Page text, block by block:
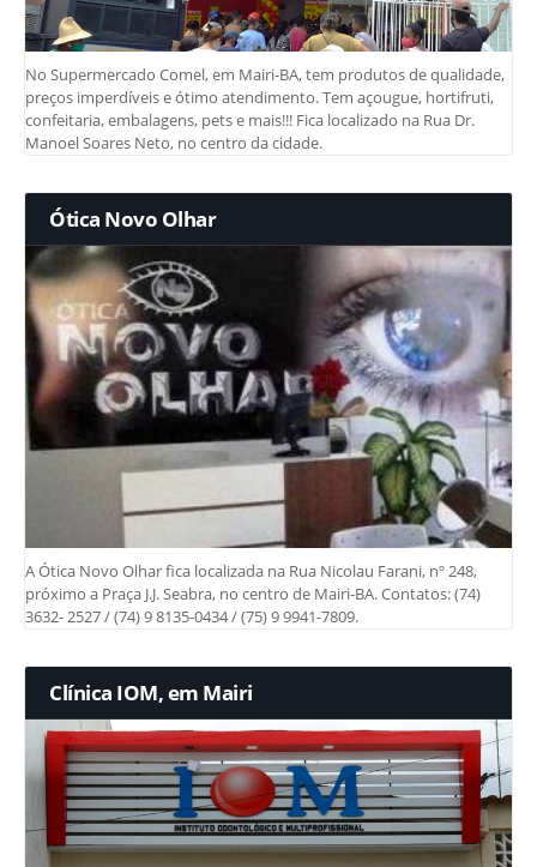
No Supermercado Comel, em Mairi-BA, tem produtos de qualidade,
preços imperdíveis e ótimo atendimento. Tem açougue, hortifruti,
confeitaria, embalagens, pets e mais!!! Fica localizado na Rua Dr.
Manoel Soares Neto, no centro da cidade.
Ótica Novo Olhar
A Ótica Novo Olhar fica localizada na Rua Nicolau Farani, nº 248,
próximo a Praça J.J. Seabra, no centro de Mairi-BA. Contatos: (74)
3632- 2527 / (74) 9 8135-0434 / (75) 9 9941-7809.
Clínica IOM, em Mairi